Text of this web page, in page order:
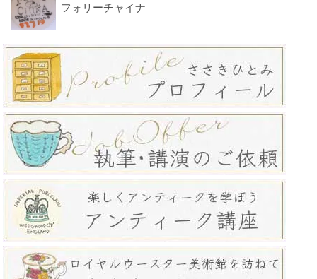
フォリーチャイナ